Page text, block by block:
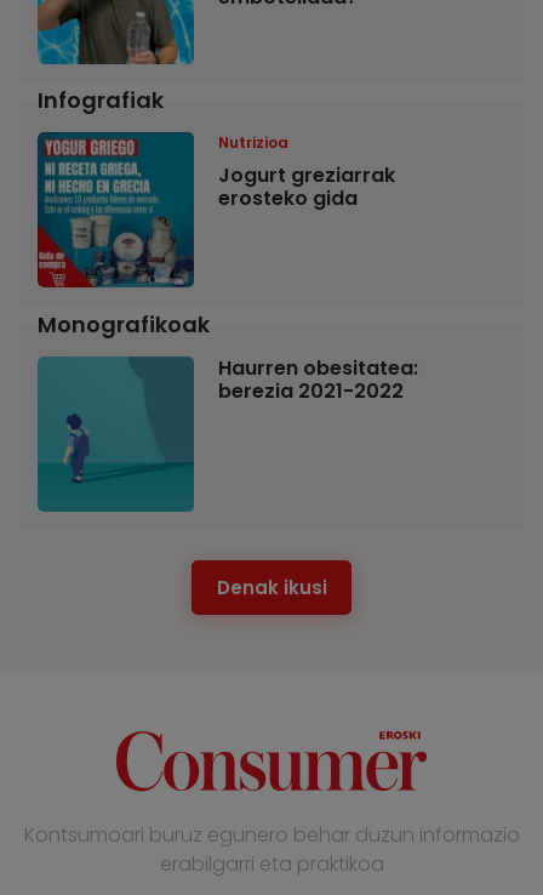
Infografiak
Nutrizioa
Jogurt greziarrak
erosteko gida
Monografikoak
Haurren obesitatea:
berezia 2021-2022
Denak ikusi
Kontsumoari buruz egunero behar duzun informazio
erabilgarri eta praktikoa